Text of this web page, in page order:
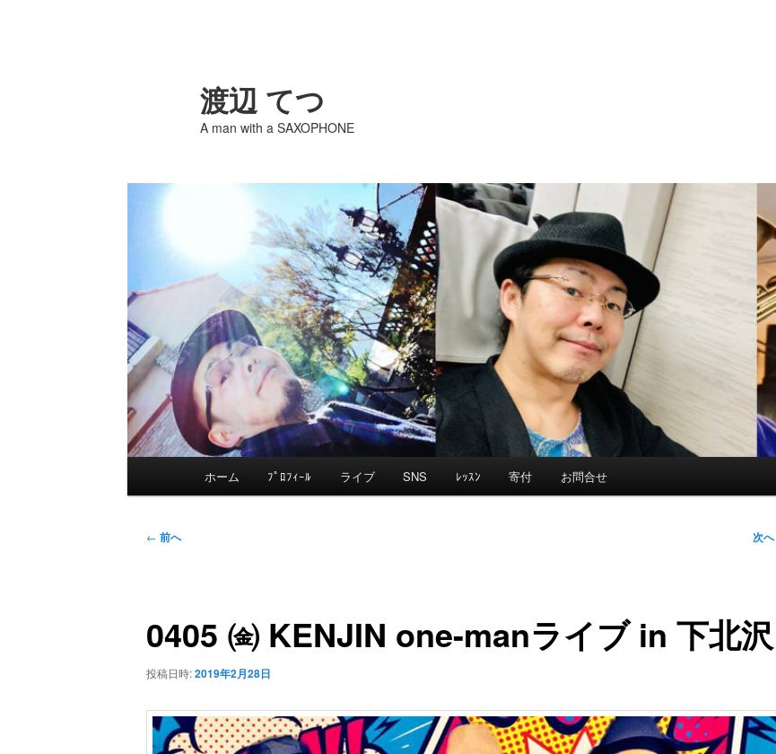
渡辺 てつ
A man with a SAXOPHONE
イ
メ
コ
ン
テ
ホーム ﾌﾟﾛﾌｨｰﾙ ライブ SNS ﾚｯｽﾝ 寄付 お問合せ
投
ゲ
ー
シ
ン
← 前へ 次へ
0405 ㈮ KENJIN one-manライブ in 下北沢
投稿日時:2019年2月28日